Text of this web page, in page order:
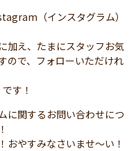
（インスタグラム）
加え、たまにスタッフお気
ので、フォローいただけれ
です！
に関するお問い合わせにつ
おやすみなさいませ～い！